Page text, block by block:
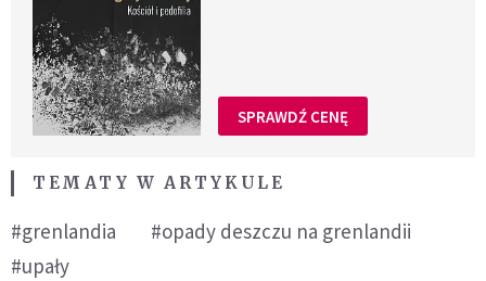
SPRAWDŹ CENĘ
TEMATY W ARTYKULE
#grenlandia
#opady deszczu na grenlandii
#upały